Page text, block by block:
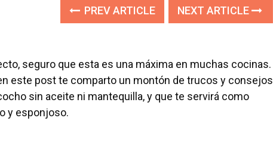
PREV ARTICLE NEXT ARTICLE
seguro que esta es una máxima en muchas cocinas.
este post te comparto un montón de trucos y consejos
sin aceite ni mantequilla, y que te servirá como
y esponjoso.